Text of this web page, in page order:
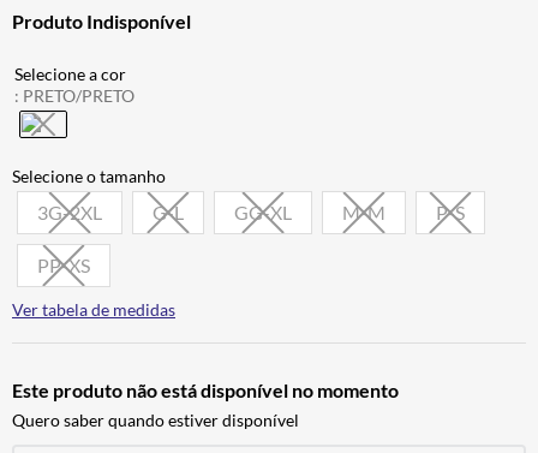
Produto Indisponível
: PRETO/PRETO
3G-2XL G-L GG-XL M-M P-S
PP-XS
Ver tabela de medidas
Este produto não está disponível no momento
Quero saber quando estiver disponível
9º AIROH
10º BOTAS